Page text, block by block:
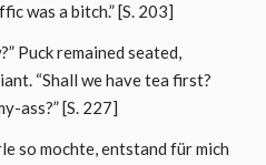
was a bitch.” [S. 203]
Puck remained seated,
“Shall we have tea first?
ass?” [S. 227]
so mochte, entstand für mich